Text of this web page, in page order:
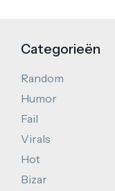
Categorieën
Random
Humor
Fail
Virals
Hot
Bizar